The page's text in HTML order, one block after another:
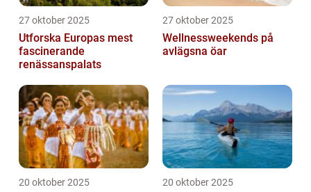
27 oktober 2025
Utforska Europas mest
fascinerande
renässanspalats
27 oktober 2025
Wellnessweekends på
avlägsna öar
20 oktober 2025 20 oktober 2025